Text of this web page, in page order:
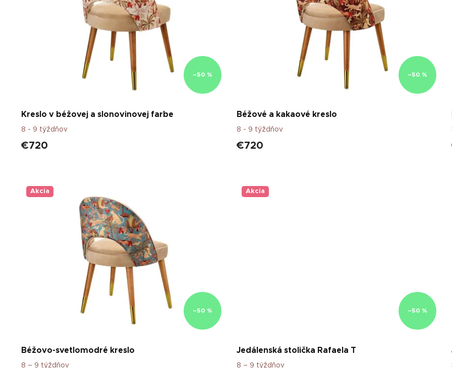
–50 %
Kreslo v béžovej a slonovinovej farbe
8 - 9 týždňov
€720
–50 %
Béžové a kakaové kreslo
8 - 9 týždňov
€720
Akcia
–50 %
Béžovo-svetlomodré kreslo
8 – 9 týždňov
Akcia
–50 %
Jedálenská stolička Rafaela T
8 – 9 týždňov